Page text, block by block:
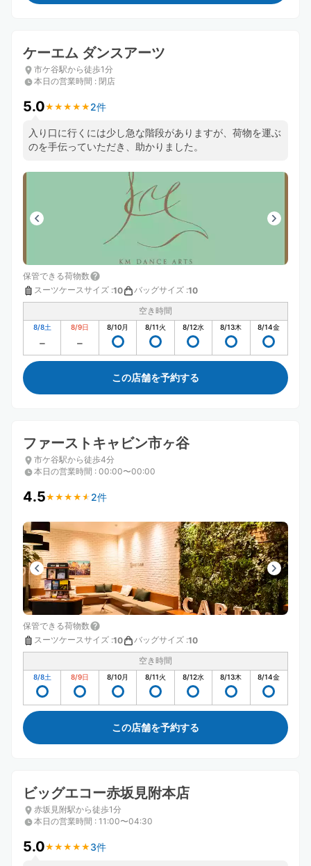
ケーエム ダンスアーツ
市ケ谷駅から徒歩1分
本日の営業時間 : 閉店
5.0★ ★ ★ ★ ★
★ ★ ★ ★ ★ 2件
入り口に行くには少し急な階段がありますが、荷物を運ぶ
のを手伝っていただき、助かりました。
保管できる荷物数
スーツケースサイズ :10 バッグサイズ :10
空き時間
8/8土 8/9日 8/10月 8/11火 8/12水 8/13木 8/14金
この店舗を予約する
ファーストキャビン市ヶ谷
市ケ谷駅から徒歩4分
本日の営業時間 : 00:00〜00:00
4.5★ ★ ★ ★ ★
★ ★ ★ ★ ★ 2件
保管できる荷物数
スーツケースサイズ :10 バッグサイズ :10
空き時間
8/8土 8/9日 8/10月 8/11火 8/12水 8/13木 8/14金
この店舗を予約する
ビッグエコー赤坂見附本店
赤坂見附駅から徒歩1分
本日の営業時間 : 11:00〜04:30
5.0★ ★ ★ ★ ★
★ ★ ★ ★ ★ 3件